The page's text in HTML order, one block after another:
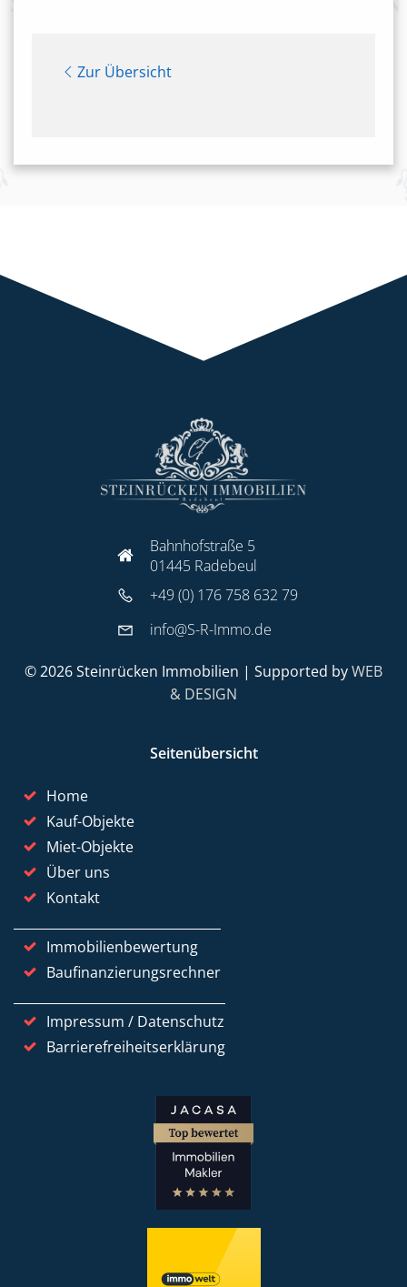
Zur Übersicht
Bahnhofstraße 5
01445 Radebeul
+49 (0) 176 758 632 79
info@S-R-Immo.de
© 2026 Steinrücken Immobilien | Supported byWEB
& DESIGN
Seitenübersicht
Home
Kauf-Objekte
Miet-Objekte
Über uns
Kontakt
Immobilienbewertung
Baufinanzierungsrechner
Impressum / Datenschutz
Barrierefreiheitserklärung